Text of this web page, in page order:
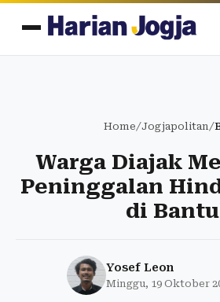
Home/Jogjapolitan/
Warga Diajak
Peninggalan
di
Yosef Leon
Minggu, 19 Oktober